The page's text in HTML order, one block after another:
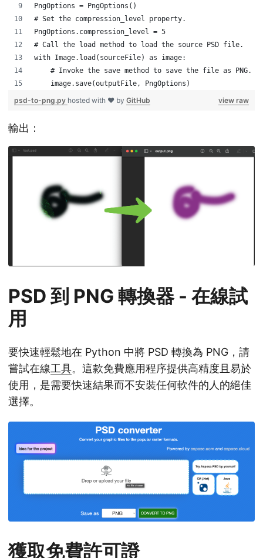
PngOptions = PngOptions()
# Set the compression_level property.
PngOptions.compression_level = 5
# Call the load method to load the source PSD file.
with Image.load(sourceFile) as image:
    # Invoke the save method to save the file as PNG.
    image.save(outputFile, PngOptions)
view raw
psd-to-png.py hosted with ❤ by GitHub
輸出：
PSD 到 PNG 轉換器 - 在線試
用
要快速輕鬆地在 Python 中將 PSD 轉換為 PNG，請
嘗試在線工具。這款免費應用程序提供高精度且易於
使用，是需要快速結果而不安裝任何軟件的人的絕佳
選擇。
獲取免費許可證